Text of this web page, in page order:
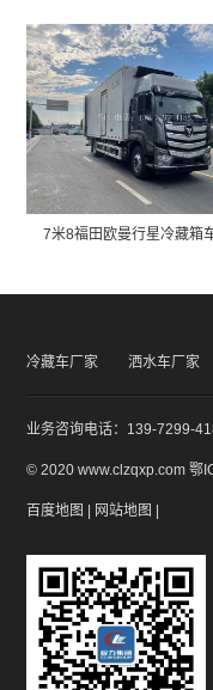
7米8福田欧曼行星冷藏箱
冷藏车厂家 洒水车厂家
业务咨询电话：139-7299-
© 2020 www.clzqxp.com鄂
百度地图 | 网站地图 |